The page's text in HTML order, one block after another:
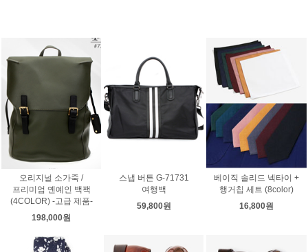
오리지널 소가죽 /
프리미엄 옌예인 백팩
(4COLOR) -고급 제품-
198,000원
스냅 버튼 G-71731
여행백
59,800원
베이직 솔리드 넥타이 +
행거칩 세트 (8color)
16,800원